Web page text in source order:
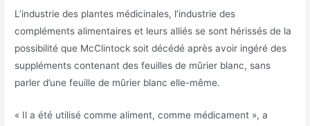
L’industrie des plantes médicinales, l’industrie des
compléments alimentaires et leurs alliés se sont hérissés de la
possibilité que McClintock soit décédé après avoir ingéré des
suppléments contenant des feuilles de mûrier blanc, sans
parler d’une feuille de mûrier blanc elle-même.
« Il a été utilisé comme aliment, comme médicament », a